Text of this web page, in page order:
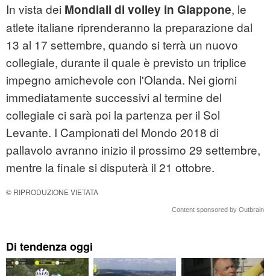
In vista dei Mondiali di volley in Giappone, le
atlete italiane riprenderanno la preparazione dal
13 al 17 settembre, quando si terrà un nuovo
collegiale, durante il quale è previsto un triplice
impegno amichevole con l'Olanda. Nei giorni
immediatamente successivi al termine del
collegiale ci sarà poi la partenza per il Sol
Levante. I Campionati del Mondo 2018 di
pallavolo avranno inizio il prossimo 29 settembre,
mentre la finale si disputerà il 21 ottobre.
© RIPRODUZIONE VIETATA
Content sponsored by Outbrain
Di tendenza oggi